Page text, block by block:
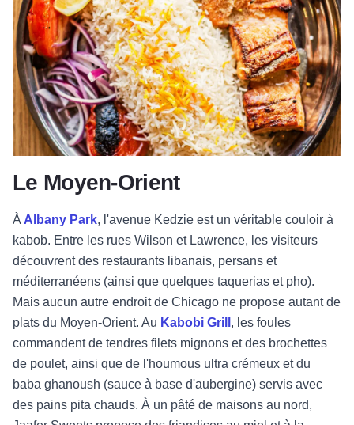
Le Moyen-Orient
ÀAlbany Park, l'avenue Kedzie est un véritable couloir à
kabob. Entre les rues Wilson et Lawrence, les visiteurs
découvrent des restaurants libanais, persans et
méditerranéens (ainsi que quelques taquerias et pho).
Mais aucun autre endroit de Chicago ne propose autant de
plats du Moyen-Orient. Au Kabobi Grill , les foules
commandent de tendres filets mignons et des brochettes
de poulet, ainsi que de l'houmous ultra crémeux et du
baba ghanoush (sauce à base d'aubergine) servis avec
des pains pita chauds. À un pâté de maisons au nord,